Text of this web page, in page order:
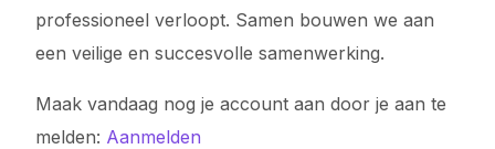
professioneel verloopt. Samen bouwen we aan
een veilige en succesvolle samenwerking.
Maak vandaag nog je account aan door je aan te
melden: Aanmelden